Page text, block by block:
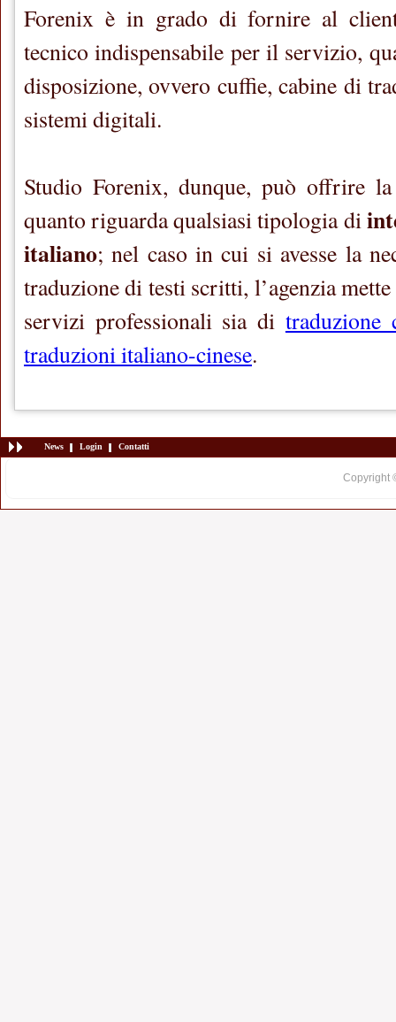
Forenix è in grado di fornire al
tecnico indispensabile per il servizio,
disposizione, ovvero cuffie, cabine di
sistemi digitali.
Studio Forenix, dunque, può offrire
quanto riguarda qualsiasi tipologia di
italiano; nel caso in cui si avesse la
traduzione di testi scritti, l’agenzia
servizi professionali sia di traduzione
traduzioni italiano-cinese.
News Login Contatti
Copyright